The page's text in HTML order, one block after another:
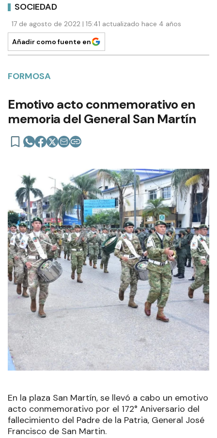
SOCIEDAD
17 de agosto de 2022 | 15:41 actualizado hace 4 años
Añadir como fuente en
FORMOSA
Emotivo acto conmemorativo en
memoria del General San Martín
En la plaza San Martín, se llevó a cabo un emotivo
acto conmemorativo por el 172° Aniversario del
fallecimiento del Padre de la Patria, General José
Francisco de San Martin.